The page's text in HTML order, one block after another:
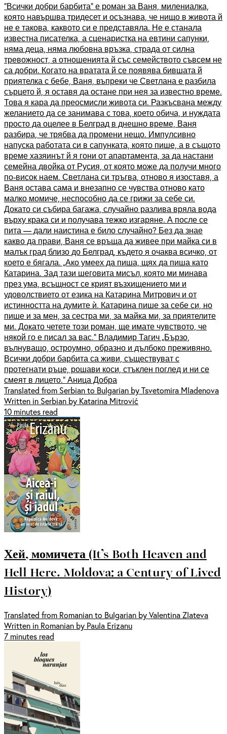
"Всички добри барбита" е роман за Ваня, милениалка,
която навършва тридесет и осъзнава, че нищо в живота й
не е такова, каквото си е представяла. Не е станала
известна писателка, а сценаристка на евтини сапунки,
няма деца, няма любовна връзка, страда от силна
тревожност, а отношенията й със семейството съвсем не
са добри. Когато на вратата й се появява бившата й
приятелка с бебе, Ваня, въпреки че Светлана е разбила
сърцето й, я оставя да остане при нея за известно време.
Това я кара да преосмисли живота си. Разкъсвана между
желанието да се занимава с това, което обича, и нуждата
просто да оцелее в Белград в днешно време, Ваня
разбира, че трябва да промени нещо. Импулсивно
напуска работата си в сапунката, която пише, а в същото
време хазяинът й я гони от апартамента, за да настани
семейна двойка от Русия, от която може да получи много
по-висок наем. Светлана си тръгва, отново я изоставя, а
Ваня остава сама и внезапно се чувства отново като
малко момиче, неспособно да се грижи за себе си.
Докато си събира багажа, случайно разлива вряла вода
върху крака си и получава тежко изгаряне. А после се
пита — дали наистина е било случайно? Без да знае
какво да прави, Ваня се връща да живее при майка си в
малък град близо до Белград, където я очаква всичко, от
което е бягала. „Ако умеех да пиша, щях да пиша като
Катарина. Зад тази шеговита мисъл, която ми минава
през ума, всъщност се крият възхищението ми и
удоволствието от езика на Катарина Митрович и от
истинността на думите ѝ. Катарина пише за себе си, но
пише и за мен, за сестра ми, за майка ми, за приятелите
ми. Докато четете този роман, ще имате чувството, че
някой го е писал за вас.“ Владимир Тагич „Бързо,
вълнуващо, остроумно, образно и дълбоко преживяно.
Всички добри барбита са живи, съществуват с
протегнати ръце, рошави коси, стъклен поглед и ни се
смеят в лицето.“ Аница Добра
Translated from Serbian to Bulgarian by Tsvetomira Mladenova
Written in Serbian by Katarina Mitrović
10 minutes read
Хей, момичета (It’s Both Heaven and
Hell Here. Moldova: a Century of Lived
History)
Translated from Romanian to Bulgarian by Valentina Zlateva
Written in Romanian by Paula Erizanu
7 minutes read